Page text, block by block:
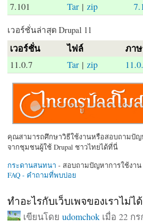
7.101 Tar |zip
เวอร์ชั่นล่าสุด Drupal 11
เวอร์ชั่น ไฟล์ ภา
11.0.7 Tar | zip
คุณสามารถศึกษาวิธีใช้งานหรือสอบถามปัญห
จากชุมชนผู้ใช้ Drupal ชาวไทยได้ที่นี่
กระดานสนทนา - สอบถามปัญหาการใช้งาน
FAQ - คำถามที่พบบ่อย
ทำอะไรกับเว็บเพจของเราไม่ไ
เขียนโดย udomchokเมื่อ 22 ก